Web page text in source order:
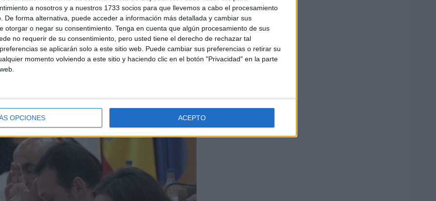
a nosotros y a nuestros 1733 socios para que llevemos a cabo el procesamiento
De forma alternativa, puede acceder a información más detallada y cambiar sus
otorgar o negar su consentimiento. Tenga en cuenta que algún procesamiento de sus
no requerir de su consentimiento, pero usted tiene el derecho de rechazar tal
se aplicarán solo a este sitio web. Puede cambiar sus preferencias o retirar su
momento volviendo a este sitio y haciendo clic en el botón "Privacidad" en la parte
OPCIONES ACEPTO
su sorpresa de que “en tan solo un mes se haya
qué cosas han surgido en tan solo 20 días
en mayo”.